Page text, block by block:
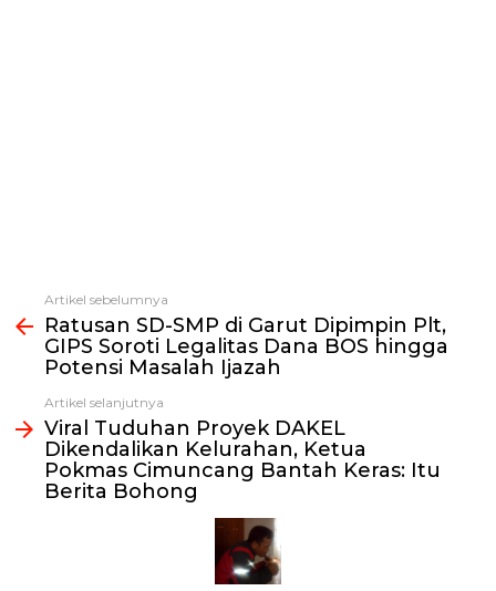
Lihat
selengkapnya
Artikel sebelumnya
Ratusan SD-SMP di Garut Dipimpin Plt,
GIPS Soroti Legalitas Dana BOS hingga
Potensi Masalah Ijazah
Artikel selanjutnya
Viral Tuduhan Proyek DAKEL
Dikendalikan Kelurahan, Ketua
Pokmas Cimuncang Bantah Keras: Itu
Berita Bohong